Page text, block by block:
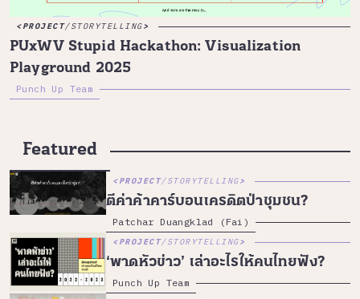
PROJECT/STORYTELLING
PUxWV Stupid Hackathon: Visualization
Playground 2025
Punch Up Team
Featured
PROJECT/STORYTELLING
ตีค่าค้าคาร์บอนเครดิตป่าชุมชน?
Patchar Duangklad (Fai)
PROJECT/STORYTELLING
‘พาดหัวข่าว’ เล่าอะไรให้คนไทยฟัง?
Punch Up Team